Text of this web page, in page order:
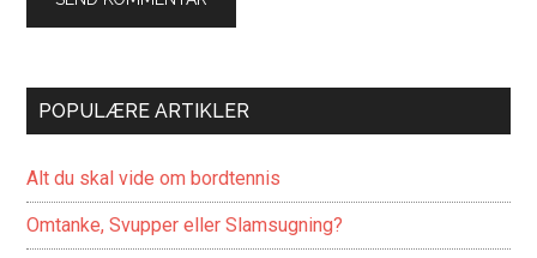
POPULÆRE ARTIKLER
Alt du skal vide om bordtennis
Omtanke, Svupper eller Slamsugning?